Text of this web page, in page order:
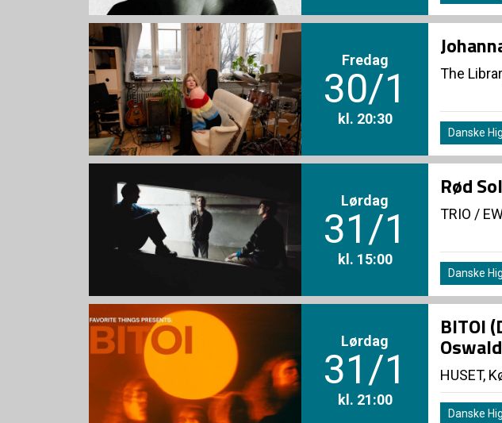
Fredag
30/1
kl. 20:30
The
Danske
Lørdag
31/1
kl. 15:00
Rød Sol
TRIO /
Danske
Lørdag
31/1
kl. 21:00
BITOI
HUSET,
Danske